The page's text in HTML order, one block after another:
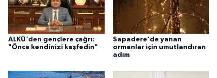
ALKÜ'den gençlere çağrı:
"Önce kendinizi keşfedin"
Sapadere'de yanan
ormanlar için umutlandıran
adım